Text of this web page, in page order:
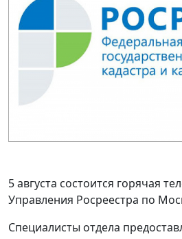
5 августа состоится горячая
Управления Росреестра по
Специалисты отдела